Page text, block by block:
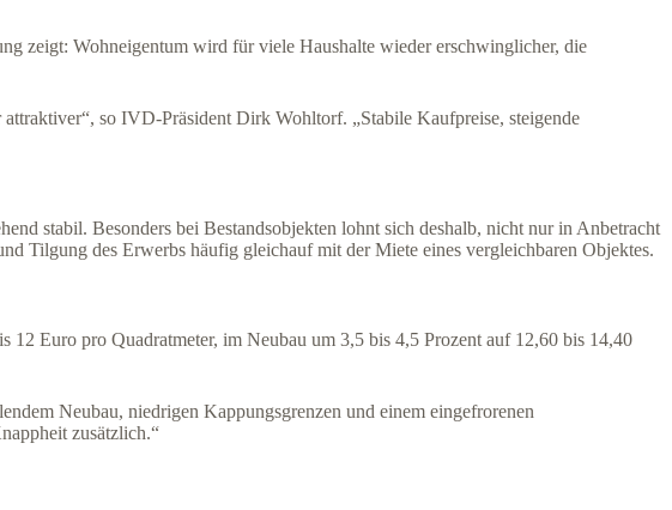
zeigt: Wohneigentum wird für viele Haushalte wieder erschwinglicher, die
so IVD-Präsident Dirk Wohltorf. „Stabile Kaufpreise, steigende
stabil. Besonders bei Bestandsobjekten lohnt sich deshalb, nicht nur in Anbetracht
Tilgung des Erwerbs häufig gleichauf mit der Miete eines vergleichbaren Objektes.
12 Euro pro Quadratmeter, im Neubau um 3,5 bis 4,5 Prozent auf 12,60 bis 14,40
Neubau, niedrigen Kappungsgrenzen und einem eingefrorenen
zusätzlich.“